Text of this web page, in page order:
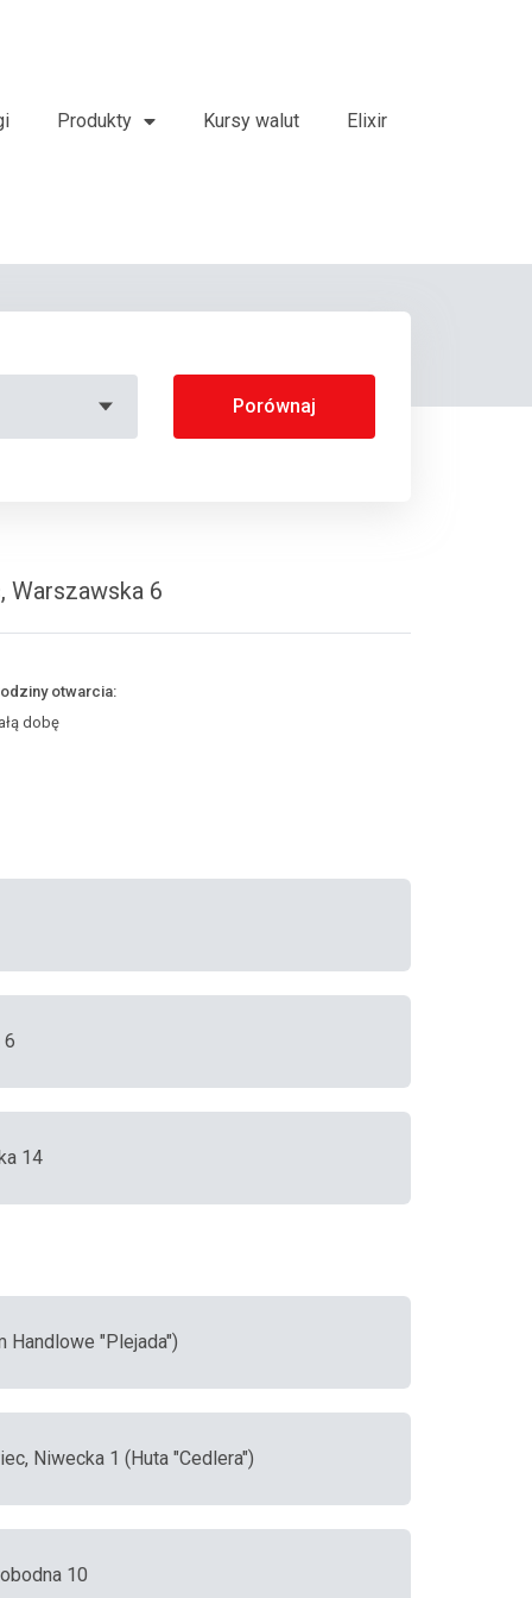
Produkty Kursy walut Elixir
Porównaj
Warszawska 6
otwarcia:
dobę
6
14
Handlowe "Plejada")
Niwecka 1 (Huta "Cedlera")
10